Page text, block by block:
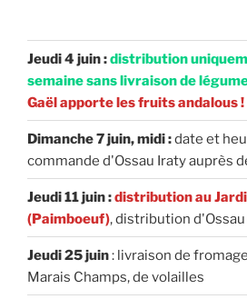
Jeudi 4 juin :distribution
semaine sans livraison de
Gaël apporte les fruits andalous !
Dimanche 7 juin, midi :date et
commande d'Ossau Iraty auprès
Jeudi 11 juin :distribution au
(Paimboeuf), distribution
Jeudi 25 juin: livraison de
Marais Champs, de volailles